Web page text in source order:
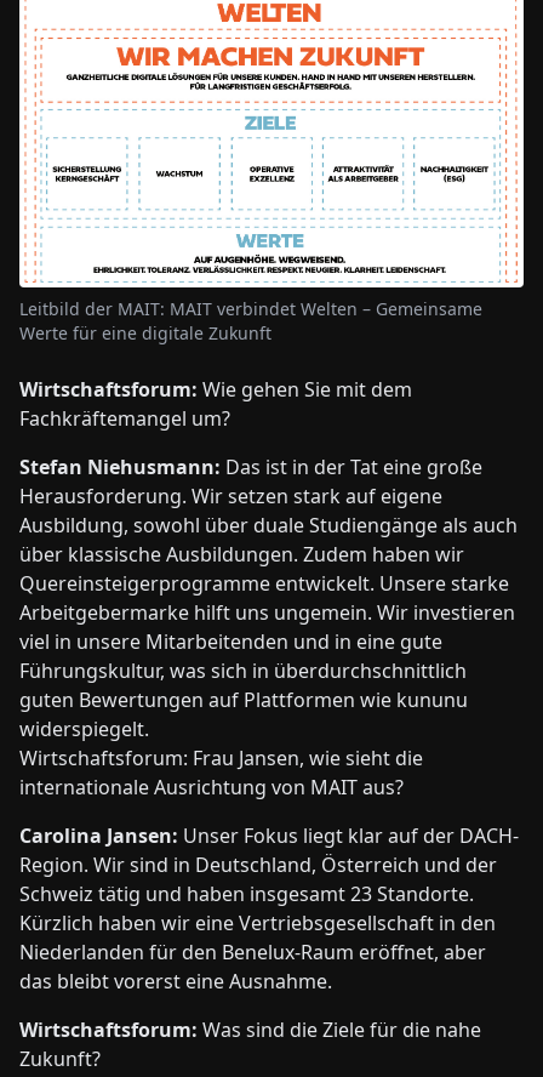
Leitbild der MAIT: MAIT verbindet Welten – Gemeinsame
Werte für eine digitale Zukunft
Wirtschaftsforum: Wie gehen Sie mit dem
Fachkräftemangel um?
Stefan Niehusmann: Das ist in der Tat eine große
Herausforderung. Wir setzen stark auf eigene
Ausbildung, sowohl über duale Studiengänge als auch
über klassische Ausbildungen. Zudem haben wir
Quereinsteigerprogramme entwickelt. Unsere starke
Arbeitgebermarke hilft uns ungemein. Wir investieren
viel in unsere Mitarbeitenden und in eine gute
Führungskultur, was sich in überdurchschnittlich
guten Bewertungen auf Plattformen wie kununu
widerspiegelt.
Wirtschaftsforum: Frau Jansen, wie sieht die
internationale Ausrichtung von MAIT aus?
Carolina Jansen: Unser Fokus liegt klar auf der DACH-
Region. Wir sind in Deutschland, Österreich und der
Schweiz tätig und haben insgesamt 23 Standorte.
Kürzlich haben wir eine Vertriebsgesellschaft in den
Niederlanden für den Benelux-Raum eröffnet, aber
das bleibt vorerst eine Ausnahme.
Wirtschaftsforum: Was sind die Ziele für die nahe
Zukunft?